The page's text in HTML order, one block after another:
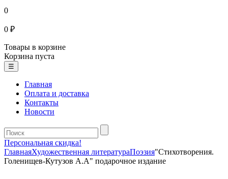
0
0 ₽
Товары в корзине
Корзина пуста
☰
Главная
Оплата и доставка
Контакты
Новости
Персональная скидка!
ГлавнаяХудожественная литератураПоэзия"Стихотворения.
Голенищев-Кутузов А.А" подарочное издание